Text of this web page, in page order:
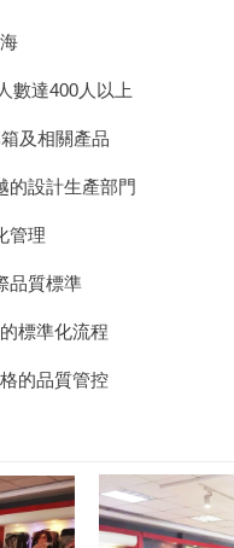
數達400人以上
及相關產品
的設計生產部門
管理
品質標準
標準化流程
的品質管控